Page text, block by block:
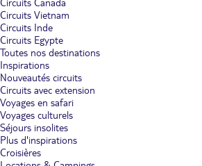
Circuits Canada
Circuits Vietnam
Circuits Inde
Circuits Egypte
Toutes nos destinations
Inspirations
Nouveautés circuits
Circuits avec extension
Voyages en safari
Voyages culturels
Séjours insolites
Plus d'inspirations
Croisières